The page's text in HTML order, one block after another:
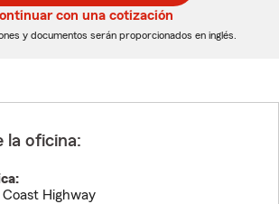
5
dígitos
5
dígitos
con una cotización
y documentos serán proporcionados en inglés.
la oficina:
Coast Highway